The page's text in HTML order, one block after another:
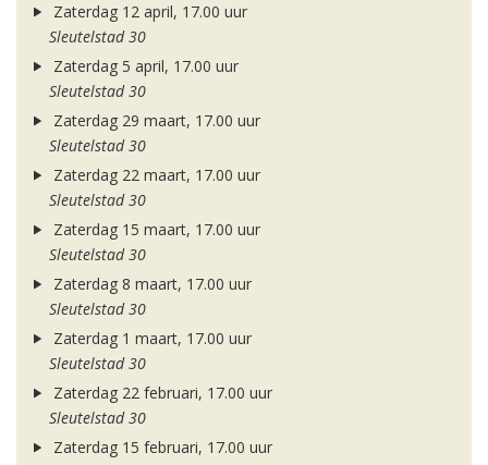
Zaterdag 12 april, 17.00 uur
Sleutelstad 30
Zaterdag 5 april, 17.00 uur
Sleutelstad 30
Zaterdag 29 maart, 17.00 uur
Sleutelstad 30
Zaterdag 22 maart, 17.00 uur
Sleutelstad 30
Zaterdag 15 maart, 17.00 uur
Sleutelstad 30
Zaterdag 8 maart, 17.00 uur
Sleutelstad 30
Zaterdag 1 maart, 17.00 uur
Sleutelstad 30
Zaterdag 22 februari, 17.00 uur
Sleutelstad 30
Zaterdag 15 februari, 17.00 uur